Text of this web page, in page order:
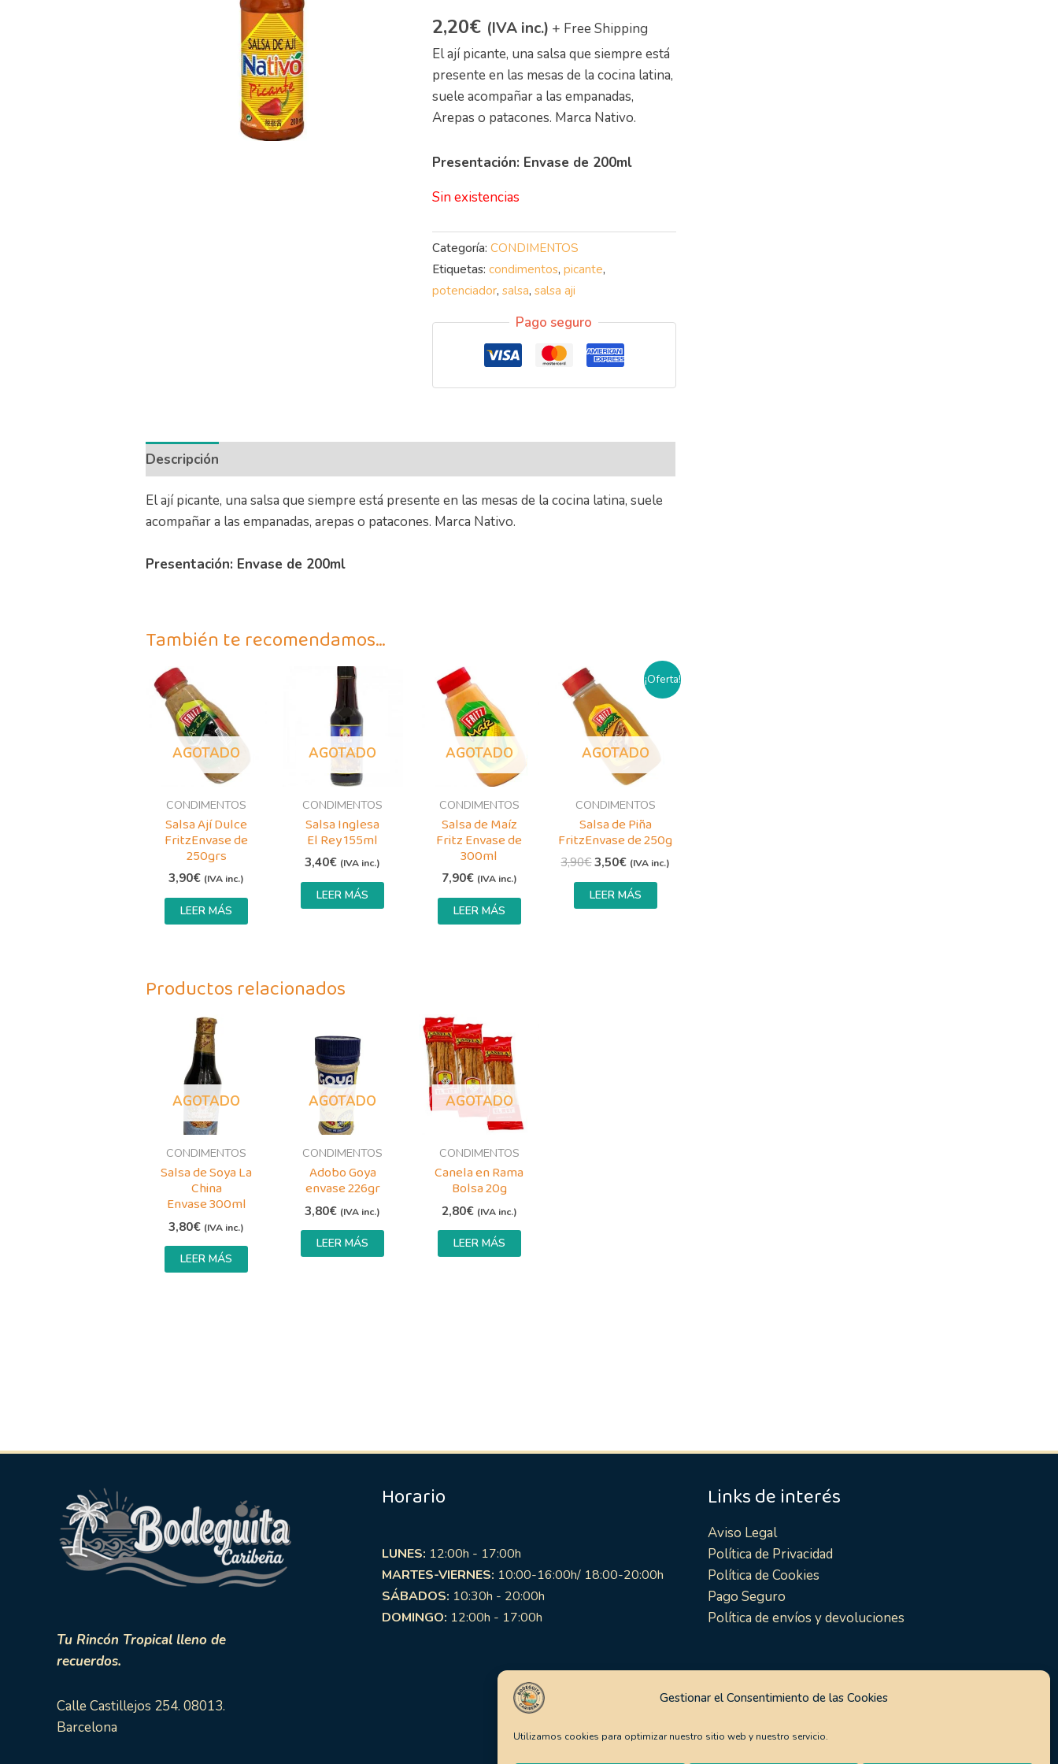
Gestionar el Consentimiento de las Cookies
Utilizamos cookies para optimizar nuestro sitio web y nuestro servicio.
2,20€ (IVA inc.) + Free Shipping
El ají picante, una salsa que siempre está
presente en las mesas de la cocina latina,
suele acompañar a las empanadas,
Arepas o patacones. Marca Nativo.
Presentación: Envase de 200ml
Sin existencias
Categoría: CONDIMENTOS
Etiquetas: condimentos, picante,
potenciador, salsa, salsa aji
Pago seguro
Descripción
El ají picante, una salsa que siempre está presente en las mesas de la cocina latina, suele
acompañar a las empanadas, arepas o patacones. Marca Nativo.
Presentación: Envase de 200ml
También te recomendamos…
AGOTADO
CONDIMENTOS
Salsa Ají Dulce
FritzEnvase de
250grs
3,90€ (IVA inc.)
LEER MÁS
AGOTADO
CONDIMENTOS
Salsa Inglesa
El Rey 155ml
3,40€ (IVA inc.)
LEER MÁS
AGOTADO
CONDIMENTOS
Salsa de Maíz
Fritz Envase de
300ml
7,90€ (IVA inc.)
LEER MÁS
¡Oferta!
AGOTADO
CONDIMENTOS
Salsa de Piña
FritzEnvase de 250g
3,90€
precio
original
era:
3,90€.
3,50€
precio
actual
es:
3,50€.
(IVA inc.)
LEER MÁS
Productos relacionados
AGOTADO
CONDIMENTOS
Salsa de Soya La
China
Envase 300ml
3,80€ (IVA inc.)
LEER MÁS
AGOTADO
CONDIMENTOS
Adobo Goya
envase 226gr
3,80€ (IVA inc.)
LEER MÁS
AGOTADO
CONDIMENTOS
Canela en Rama
Bolsa 20g
2,80€ (IVA inc.)
LEER MÁS
Tu Rincón Tropical lleno de
recuerdos.
Calle Castillejos 254. 08013.
Barcelona
Horario
LUNES: 12:00h - 17:00h
MARTES-VIERNES: 10:00-16:00h/ 18:00-20:00h
SÁBADOS: 10:30h - 20:00h
DOMINGO: 12:00h - 17:00h
Links de interés
Aviso Legal
Política de Privacidad
Política de Cookies
Pago Seguro
Política de envíos y devoluciones